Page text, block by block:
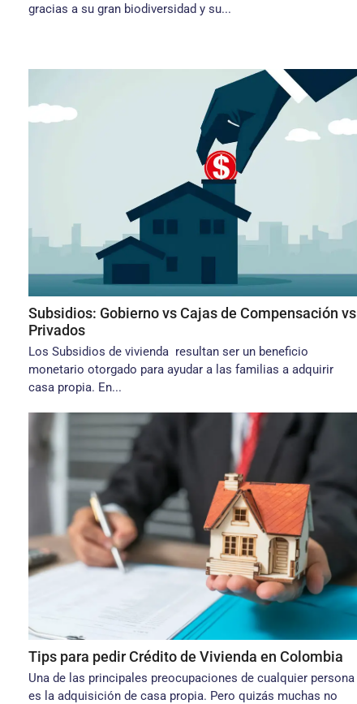
gracias a su gran biodiversidad y su...
Subsidios: Gobierno vs Cajas de Compensación vs
Privados
Los Subsidios de vivienda resultan ser un beneficio
monetario otorgado para ayudar a las familias a adquirir
casa propia. En...
Tips para pedir Crédito de Vivienda en Colombia
Una de las principales preocupaciones de cualquier persona
es la adquisición de casa propia. Pero quizás muchas no